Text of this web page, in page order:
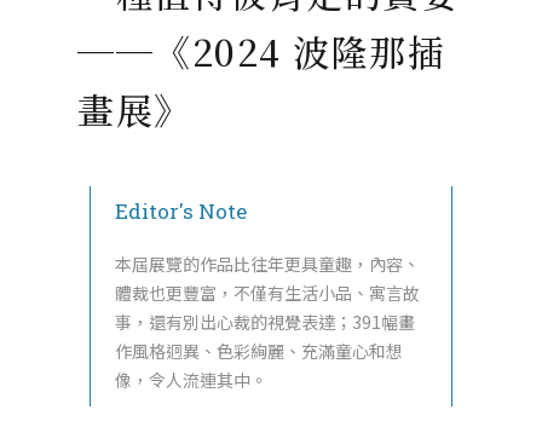
──《2024 波隆那插
畫展》
Editor's Note
本屆展覽的作品比往年更具童趣，內容、
體裁也更豐富，不僅有生活小品、寓言故
事，還有別出心裁的視覺表達；391幅畫
作風格迥異、色彩絢麗、充滿童心和想
像，令人流連其中。